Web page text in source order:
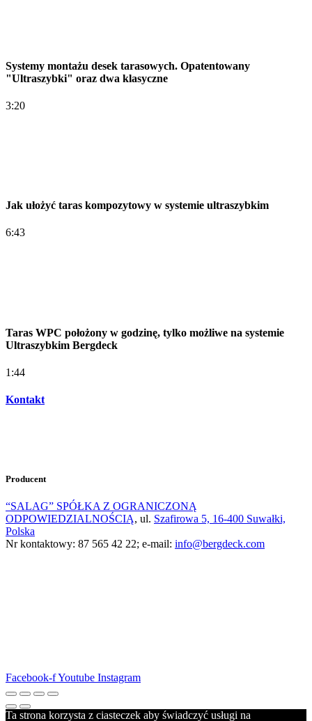
Systemy montażu desek tarasowych. Opatentowany
"Ultraszybki" oraz dwa klasyczne
3:20
Jak ułożyć taras kompozytowy w systemie ultraszybkim
6:43
Taras WPC położony w godzinę, tylko możliwe na systemie
Ultraszybkim Bergdeck
1:44
Kontakt
Producent
“SALAG” SPÓŁKA Z OGRANICZONĄ
ODPOWIEDZIALNOŚCIĄ, ul. Szafirowa 5, 16-400 Suwałki,
Polska
Nr kontaktowy: 87 565 42 22; e-mail: info@bergdeck.com
Facebook-fYoutube Instagram
Ta strona korzysta z ciasteczek aby świadczyć usługi na